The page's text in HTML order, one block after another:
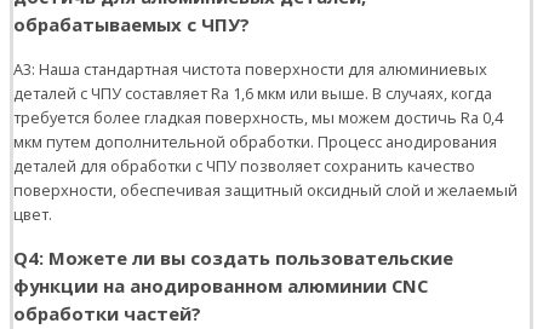
обрабатываемых с ЧПУ?
A3: Наша стандартная чистота поверхности для алюминиевых
деталей с ЧПУ составляет Ra 1,6 мкм или выше. В случаях, когда
требуется более гладкая поверхность, мы можем достичь Ra 0,4
мкм путем дополнительной обработки. Процесс анодирования
деталей для обработки с ЧПУ позволяет сохранить качество
поверхности, обеспечивая защитный оксидный слой и желаемый
цвет.
Q4: Можете ли вы создать пользовательские
функции на анодированном алюминии CNC
обработки частей?